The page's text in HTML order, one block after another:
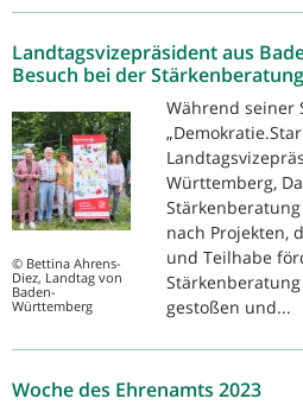
Landtagsvizepräsident aus
Besuch bei der Stärkenberatung
© Bettina Ahrens-
Diez, Landtag von
Baden-
Württemberg
Während seiner
Württemberg,
nach Projekten,
und Teilhabe
gestoßen und...
Woche des Ehrenamts 2023